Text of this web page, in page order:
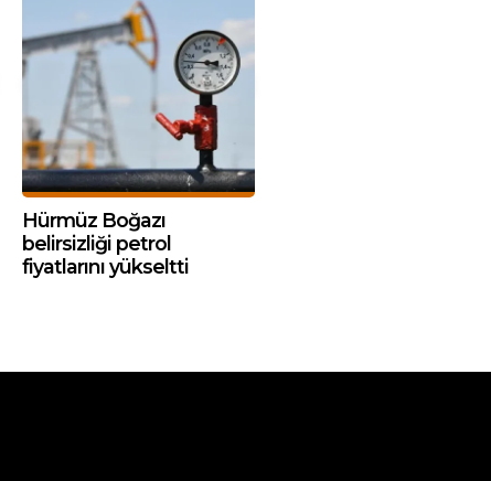
Hürmüz Boğazı
belirsizliği petrol
fiyatlarını yükseltti